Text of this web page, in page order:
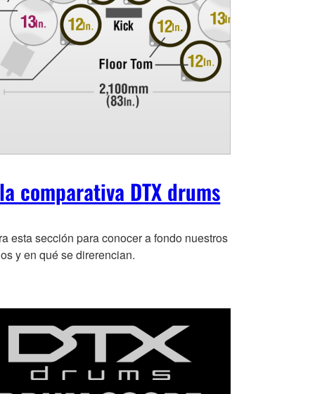
comparativa DTX drums
esta sección para conocer a fondo nuestros
y en qué se direrencian.